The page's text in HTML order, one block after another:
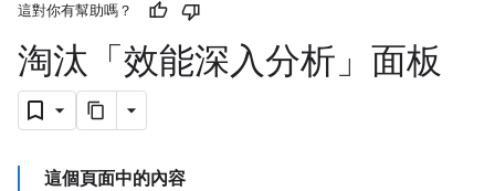
這對你有幫助嗎？
淘汰「效能深入分析」面板
這個頁面中的內容